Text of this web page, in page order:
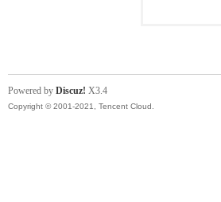
Powered by Discuz! X3.4
Copyright © 2001-2021, Tencent Cloud.